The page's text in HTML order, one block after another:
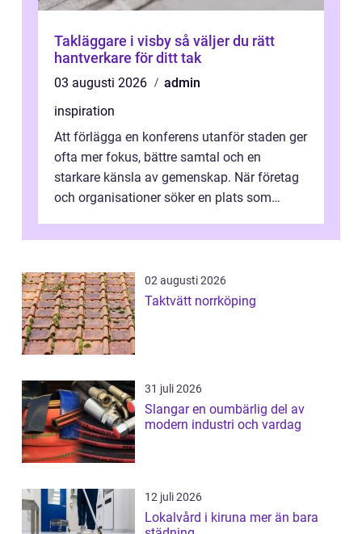
Takläggare i visby så väljer du rätt
hantverkare för ditt tak
03 augusti 2026
admin
inspiration
Att förlägga en konferens utanför staden ger
ofta mer fokus, bättre samtal och en
starkare känsla av gemenskap. När företag
och organisationer söker en plats som
02 augusti 2026
Taktvätt norrköping
31 juli 2026
Slangar en oumbärlig del av
modern industri och vardag
12 juli 2026
Lokalvård i kiruna mer än bara